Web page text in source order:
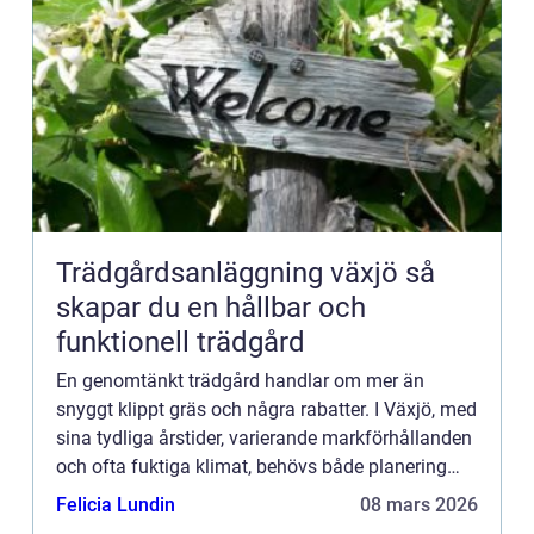
Trädgårdsanläggning växjö så
skapar du en hållbar och
funktionell trädgård
En genomtänkt trädgård handlar om mer än
snyggt klippt gräs och några rabatter. I Växjö, med
sina tydliga årstider, varierande markförhållanden
och ofta fuktiga klimat, behövs både planering
och rätt kunskap för att trädgården ska hålla över
Felicia Lundin 08 mars 2026